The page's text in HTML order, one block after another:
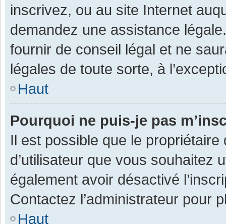
inscrivez, ou au site Internet
demandez une assistance
fournir de conseil légal et ne
légales de toute sorte, à
Haut
Pourquoi ne puis-je pas
Il est possible que le
d’utilisateur que vous souhaitez
également avoir désactivé
Contactez l’administrateur pour
Haut